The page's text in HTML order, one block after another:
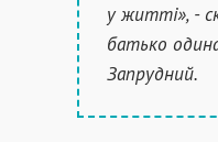
у житті», -
батько
Запрудний.